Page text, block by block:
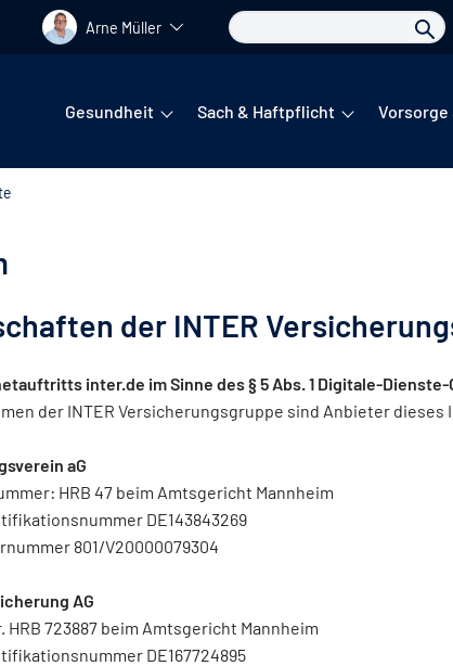
Arne Müller
Hier befindet sich das Hauptmenü. Dieses lässt sich
Gesundheit Sach & Haftpflicht Vorsorge
der INTER
inter.de im Sinne des § 5 Abs. 1 Digitale-Dienste-
der INTER Versicherungsgruppe sind Anbieter
aG
HRB 47 beim Amtsgericht Mannheim
DE143843269
801/V20000079304
AG
723887 beim Amtsgericht Mannheim
DE167724895